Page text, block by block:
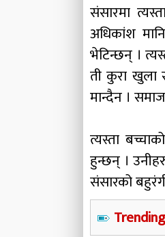
संसारमा
अधिकांश
भेटिन्छन् ।
ती कुरा खुला
मान्दैन ।
त्यस्ता
हुन्छन् ।
संसारको